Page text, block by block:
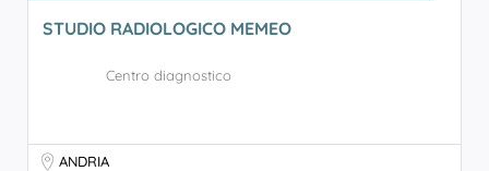
STUDIO RADIOLOGICO MEMEO
Centro diagnostico
ANDRIA